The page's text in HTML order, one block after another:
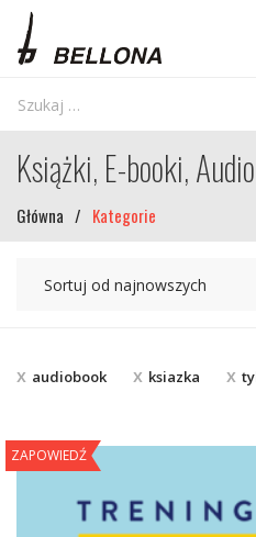
Książki, E-booki,
Główna / Kategorie
audiobook ksiazka
ZAPOWIEDŹ